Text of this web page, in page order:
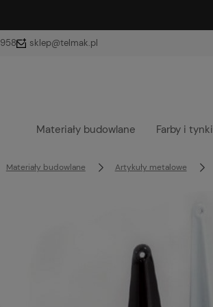
sklep@telmak.pl
Materiały budowlane Farby i tynki
Materiały budowlane Artykuły metalowe